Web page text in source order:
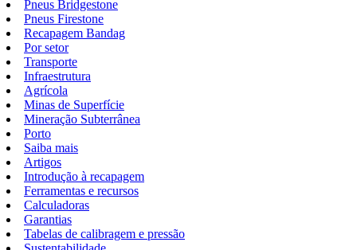
Pneus Bridgestone
Pneus Firestone
Recapagem Bandag
Por setor
Transporte
Infraestrutura
Agrícola
Minas de Superfície
Mineração Subterrânea
Porto
Saiba mais
Artigos
Introdução à recapagem
Ferramentas e recursos
Calculadoras
Garantias
Tabelas de calibragem e pressão